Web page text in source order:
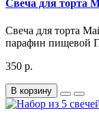
Свеча для торта
Свеча для торта
парафин пищевой
350 р.
В корзину